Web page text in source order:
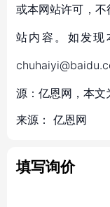
或本网站许可，
站内容。如发
源：亿恩网，本文
来源： 亿恩网
填写询价